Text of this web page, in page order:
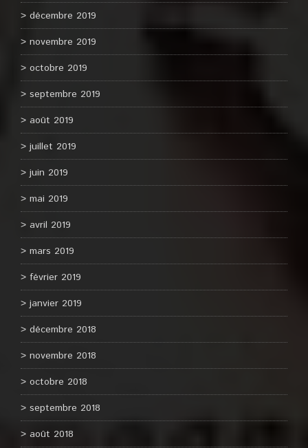
décembre 2019
novembre 2019
octobre 2019
septembre 2019
août 2019
juillet 2019
juin 2019
mai 2019
avril 2019
mars 2019
février 2019
janvier 2019
décembre 2018
novembre 2018
octobre 2018
septembre 2018
août 2018